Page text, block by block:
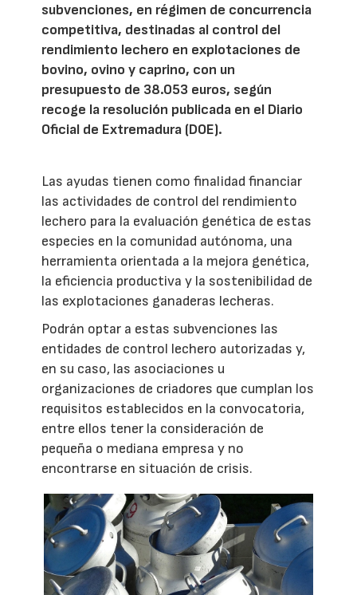
subvenciones, en régimen de concurrencia
competitiva, destinadas al control del
rendimiento lechero en explotaciones de
bovino, ovino y caprino, con un
presupuesto de 38.053 euros, según
recoge la resolución publicada en el Diario
Oficial de Extremadura (DOE).
Las ayudas tienen como finalidad financiar
las actividades de control del rendimiento
lechero para la evaluación genética de estas
especies en la comunidad autónoma, una
herramienta orientada a la mejora genética,
la eficiencia productiva y la sostenibilidad de
las explotaciones ganaderas lecheras.
Podrán optar a estas subvenciones las
entidades de control lechero autorizadas y,
en su caso, las asociaciones u
organizaciones de criadores que cumplan los
requisitos establecidos en la convocatoria,
entre ellos tener la consideración de
pequeña o mediana empresa y no
encontrarse en situación de crisis.